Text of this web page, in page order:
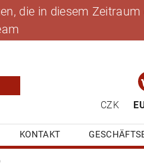
die in diesem Zeitraum
CZK
KONTAKT